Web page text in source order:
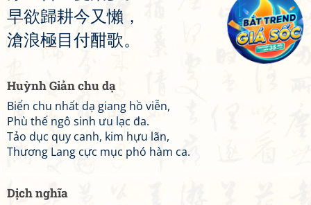
早欲歸耕今又懶 ，
滄浪極 目 付酣歌。
Huỳnh Giản chu dạ
Biển chu nhất dạ giang hồ viễn,
Phù thế ngô sinh ưu lạc đa.
Tảo dục quy canh, kim hựu lãn,
Thương Lang cực mục phó hàm ca.
Dịch nghĩa